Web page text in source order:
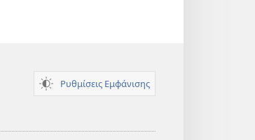
Ρυθμίσεις Εμφάνισης